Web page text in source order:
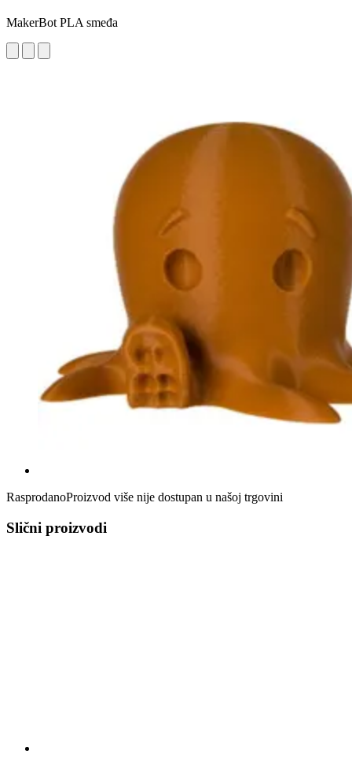
MakerBot PLA smeđa
RasprodanoProizvod više nije dostupan u našoj trgovini
Slični proizvodi